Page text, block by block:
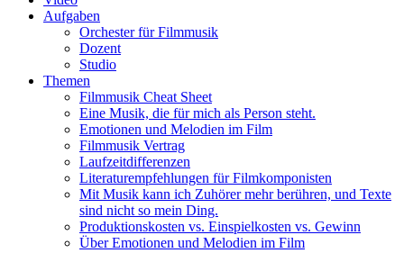
Aufgaben
Orchester für Filmmusik
Dozent
Studio
Themen
Filmmusik Cheat Sheet
Eine Musik, die für mich als Person steht.
Emotionen und Melodien im Film
Filmmusik Vertrag
Laufzeitdifferenzen
Literaturempfehlungen für Filmkomponisten
Mit Musik kann ich Zuhörer mehr berühren, und Texte
sind nicht so mein Ding.
Produktionskosten vs. Einspielkosten vs. Gewinn
Über Emotionen und Melodien im Film